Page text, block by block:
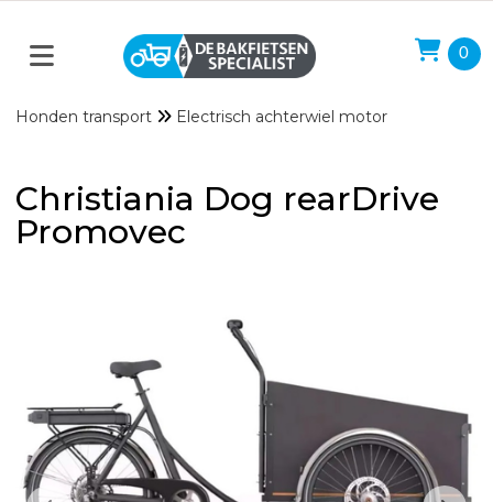
0
Honden transport Electrisch achterwiel motor
Christiania Dog rearDrive
Promovec